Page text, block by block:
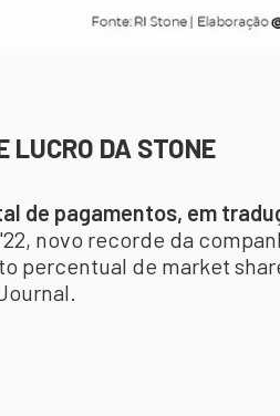
LUCRO DA STONE
de pagamentos, em
novo recorde da
percentual de market